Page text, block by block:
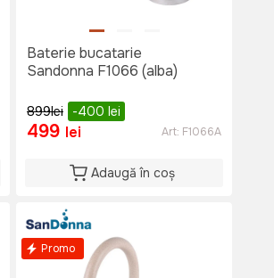
Baterie bucatarie
Sandonna F1066 (alba)
899lei -400 lei
499 lei Art: F1066A
Adaugă în coș
Promo